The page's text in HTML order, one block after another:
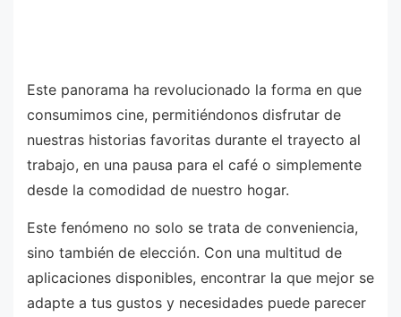
Este panorama ha revolucionado la forma en que
consumimos cine, permitiéndonos disfrutar de
nuestras historias favoritas durante el trayecto al
trabajo, en una pausa para el café o simplemente
desde la comodidad de nuestro hogar.
Este fenómeno no solo se trata de conveniencia,
sino también de elección. Con una multitud de
aplicaciones disponibles, encontrar la que mejor se
adapte a tus gustos y necesidades puede parecer